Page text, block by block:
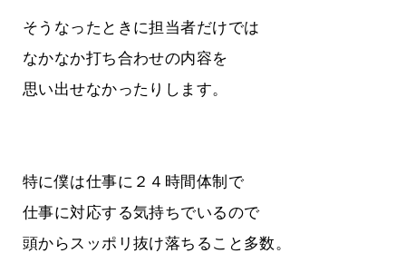
そうなったときに担当者だけでは
なかなか打ち合わせの内容を
思い出せなかったりします。
特に僕は仕事に２４時間体制で
仕事に対応する気持ちでいるので
頭からスッポリ抜け落ちること多数。